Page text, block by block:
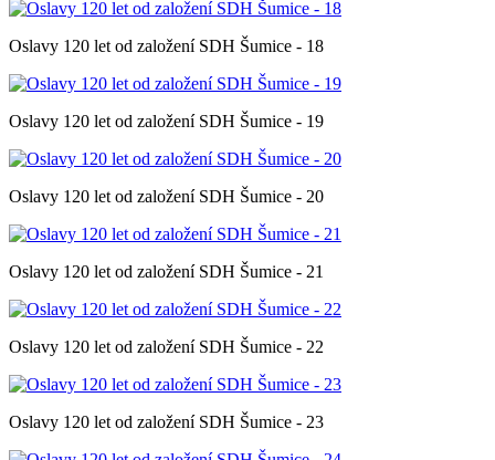
Oslavy 120 let od založení SDH Šumice - 18
Oslavy 120 let od založení SDH Šumice - 19
Oslavy 120 let od založení SDH Šumice - 20
Oslavy 120 let od založení SDH Šumice - 21
Oslavy 120 let od založení SDH Šumice - 22
Oslavy 120 let od založení SDH Šumice - 23